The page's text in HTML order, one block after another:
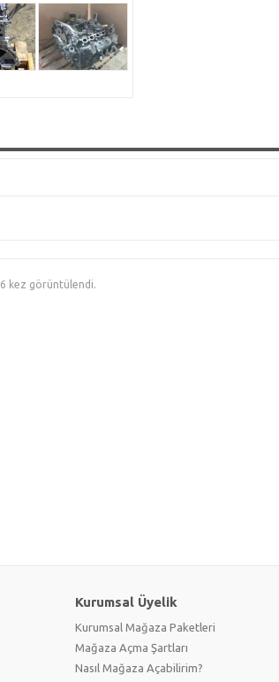
kez görüntülendi.
Kurumsal Üyelik
Kurumsal Mağaza Paketleri
Mağaza Açma Şartları
Nasıl Mağaza Açabilirim?